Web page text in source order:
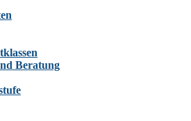
Beratung